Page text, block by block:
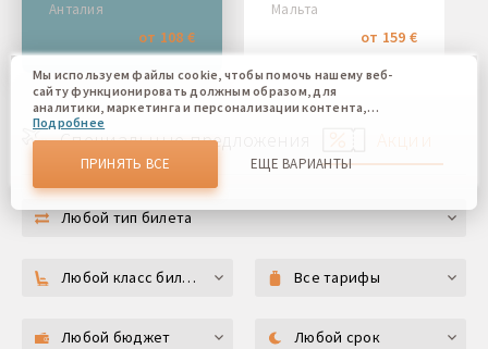
Анталия
от 108 €
Мальта
от 159 €
Специальные предложения Акции
Любой тип билета
Любой класс билета Все тарифы
Любой бюджет Любой срок
Мы используем файлы cookie, чтобы помочь нашему веб-
сайту функционировать должным образом, для
аналитики, маркетинга и персонализации контента,
который вы видите. Файлы cookies позволяют нам
отличать Вас от других пользователей нашего веб-сайта.
Соглашаясь, вы соглашаетесь на использование всех этих
файлов cookie. Вы можете обновить свои предпочтения,
нажав кнопку настроек файлов cookie, или в любое
cookie.
Подробнее
ПРИНЯТЬ ВСЕ ЕЩЕ ВАРИАНТЫ